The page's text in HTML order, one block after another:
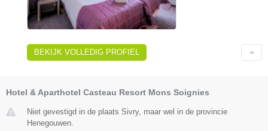
BEKIJK VOLLEDIG PROFIEL
Hotel & Aparthotel Casteau Resort Mons Soignies
Niet gevestigd in de plaats Sivry, maar wel in de provincie
Henegouwen.